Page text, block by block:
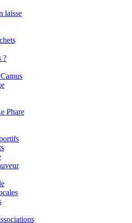
laisse
?
Phare